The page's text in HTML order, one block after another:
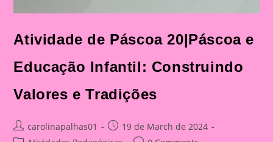
Atividade de Páscoa 20|Páscoa e
Educação Infantil: Construindo
Valores e Tradições
Post
author:
carolinapalhas01
Post
published:
19 de March de 2024